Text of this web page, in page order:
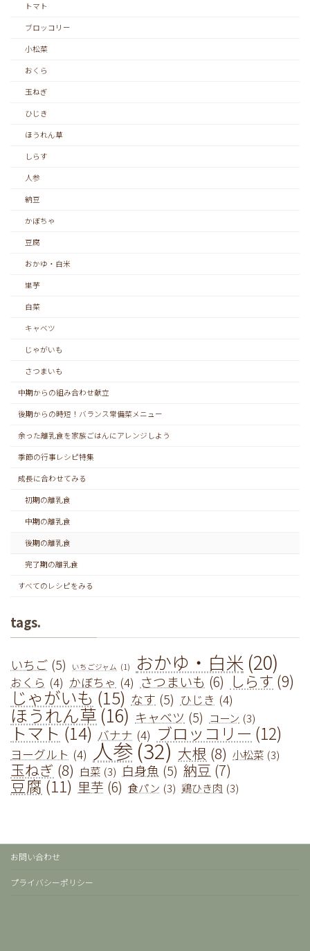
トマト
ブロッコリー
小松菜
おくら
玉ねぎ
ひじき
ほうれん草
しらす
人参
納豆
かぼちゃ
豆腐
おかゆ・白米
里芋
白菜
キャベツ
じゃがいも
さつまいも
中期からの組み合わせ献立
後期からの時短！バランス常備菜メニュー
余った離乳食を家族ごはんにアレンジしよう
季節の行事レシピ特集
成長に合わせてみる
初期の離乳食
中期の離乳食
後期の離乳食
完了期の離乳食
すべてのレシピをみる
tags.
いちご (5) いちごジャム (1) おかゆ・白米 (20)
おくら (4) かぼちゃ (4) さつまいも (6) しらす(9)
じゃがいも (15) なす (5) ひじき (4)
ほうれん草(16) キャベツ (5) コーン (3)
トマト (14) バナナ (4) ブロッコリー (12)
ヨーグルト (4) 人参(32) 大根 (8) 小松菜 (3)
玉ねぎ (8) 白菜 (3) 白身魚 (5) 納豆 (7)
豆腐(11) 里芋 (6) 食パン (3) 鶏ひき肉 (3)
お問い合わせ
プライバシーポリシー